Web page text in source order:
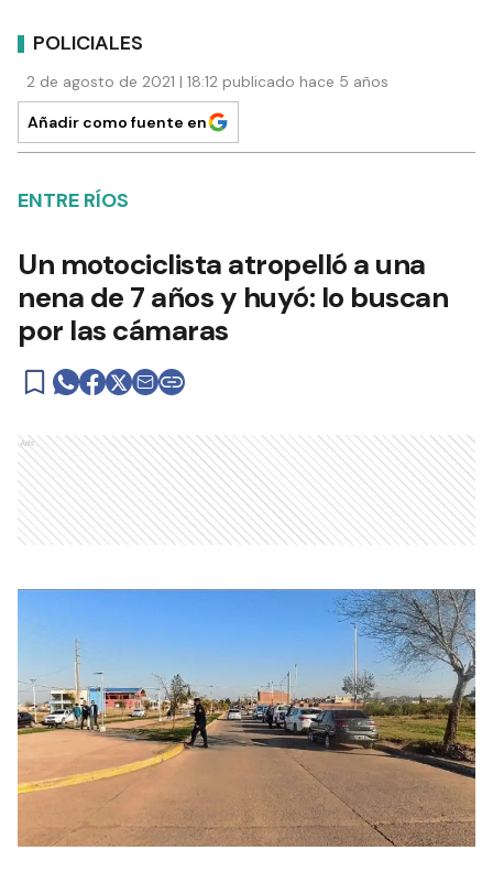
POLICIALES
2 de agosto de 2021 | 18:12 publicado hace 5 años
Añadir como fuente en
ENTRE RÍOS
Un motociclista atropelló a una
nena de 7 años y huyó: lo buscan
por las cámaras
Ads